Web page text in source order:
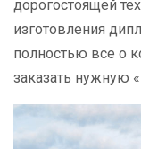
дорогостоящей
изготовления
полностью все о
заказать нужную